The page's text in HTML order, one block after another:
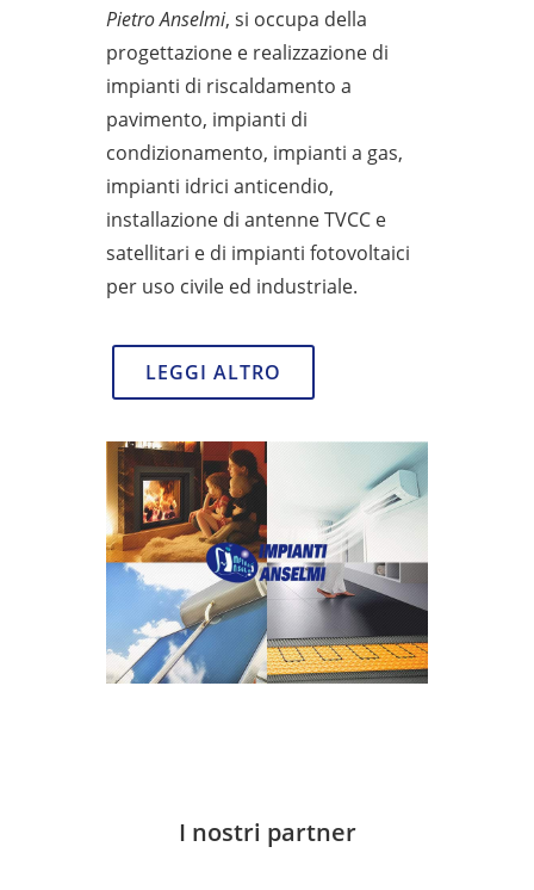
Pietro Anselmi, si occupa della
progettazione e realizzazione di
impianti di riscaldamento a
pavimento, impianti di
condizionamento, impianti a gas,
impianti idrici anticendio,
installazione di antenne TVCC e
satellitari e di impianti fotovoltaici
per uso civile ed industriale.
LEGGI ALTRO
I nostri partner